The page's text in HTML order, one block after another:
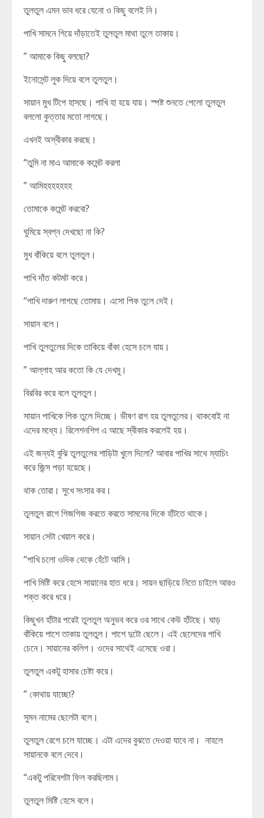
তুলতুল এমন ভাব ধরে যেনো ও কিছু বলেই নি।
পাখি সামনে গিয়ে দাঁড়াতেই তুলতুল মাথা তুলে তাকায়।
” আমাকে কিছু বলছো?
ইনোসেন্ট লুক দিয়ে বলে তুলতুল।
সায়ান মুখ টিপে হাসছে। পাখি হা হয়ে যায়। স্পষ্ট শুনতে পেলো তুলতুল
বললো কুত্তার মতো লাগছে।
এখনই অস্বীকার করছে।
“তুমি না মাএ আমাকে কমেন্ট করলা
” আমিহহহহহহহ
তোমাকে কমেন্ট করবো?
ঘুমিয়ে স্বপ্ন দেখছো না কি?
মুখ বাঁকিয়ে বলে তুলতুল।
পাখি দাঁত কটমট করে।
“পাখি দারুণ লাগছে তোমায়। এসো পিক তুলে দেই।
সায়ান বলে।
পাখি তুলতুলের দিকে তাকিয়ে বাঁকা হেসে চলে যায়।
” আল্লাহ আর কতো কি যে দেখমু।
বিরবির করে বলে তুলতুল।
সায়ান পাখিকে পিক তুলে দিচ্ছে। ভীষণ রাগ হয় তুলতুলের। থাকবোই না
এদের মধ্যে। রিলেশনশিপ এ আছে স্বীকার করলেই হয়।
এই জন্যই বুঝি তুলতুলের শাড়িটা খুলে দিলো? আবার পাখির সাথে ম্যাচিং
করে জিন্স পড়া হয়েছে।
থাক তোরা। সুখে সংসার কর।
তুলতুল রাগে গিজগিজ করতে করতে সামনের দিকে হাঁটতে থাকে।
সায়ান সেটা খেয়াল করে।
“পাখি চলো ওদিক থেকে হেঁটে আসি।
পাখি মিষ্টি করে হেসে সায়ানের হাত ধরে। সায়ন ছাড়িয়ে নিতে চাইলে আরও
শক্ত করে ধরে।
কিছুখন হাঁটার পরেই তুলতুল অনুভব করে ওর সাথে কেউ হাঁটছে। ঘাড়
বাঁকিয়ে পাশে তাকায় তুলতুল। পাশে দুটো ছেলে। এই ছেলেদের পাখি
চেনে। সায়ানের কলিগ। ওদের সাথেই এসেছে ওরা।
তুলতুল একটু হাসার চেষ্টা করে।
” কোথায় যাচ্ছো?
সুমন নামের ছেলেটা বলে।
তুলতুল রেগে চলে যাচ্ছে। এটা এদের বুঝতে দেওয়া যাবে না। নাহলে
সায়ানকে বলে দেবে।
“একটু পরিবেশটা ফিল করছিলাম।
তুলতুল মিষ্টি হেসে বলে।